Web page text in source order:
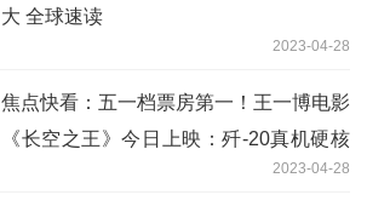
大 全球速读
2023-04-28
焦点快看：五一档票房第一！王一博电影
《长空之王》今日上映：歼-20真机硬核
2023-04-28